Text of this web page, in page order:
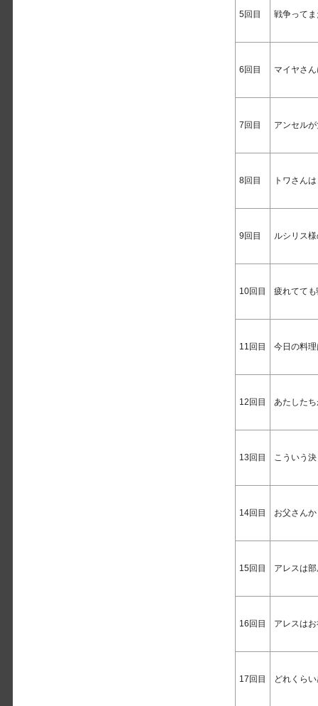
5回目 戦争って
6回目 マイヤさ
7回目 アンセル
8回目 トワさん
9回目 ルシリス
10回目 疲れてて
11回目 今日の料
12回目 あたした
13回目 こういう
14回目 お父さん
15回目 アレスは
16回目 アレスは
17回目 どれくら